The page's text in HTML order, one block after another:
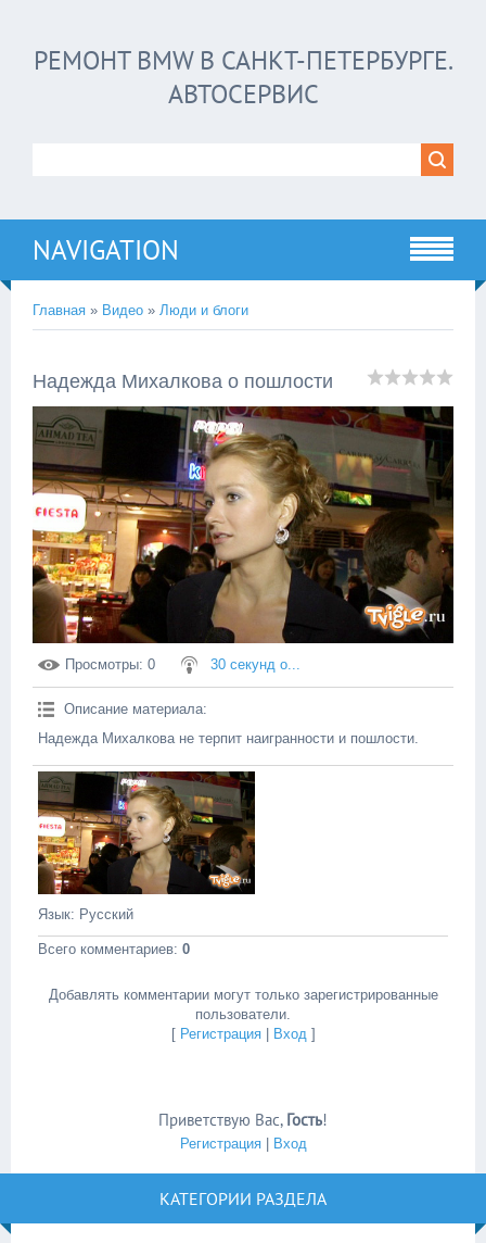
РЕМОНТ BMW В САНКТ-ПЕТЕРБУРГЕ.
АВТОСЕРВИС
NAVIGATION
Главная » Видео » Люди и блоги
Надежда Михалкова о пошлости
Просмотры: 0 30 секунд о...
Описание материала:
Надежда Михалкова не терпит наигранности и пошлости.
Язык: Русский
Всего комментариев: 0
Добавлять комментарии могут только зарегистрированные
пользователи.
[ Регистрация| Вход ]
Приветствую Вас, Гость!
Регистрация| Вход
КАТЕГОРИИ РАЗДЕЛА